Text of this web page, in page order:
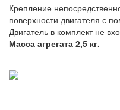
Крепление
поверхности двигателя с
Двигатель в комплект не
Масса агрегата 2,5 кг.